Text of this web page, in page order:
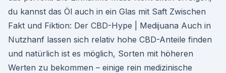
du kannst das Öl auch in ein Glas mit Saft Zwischen
Fakt und Fiktion: Der CBD-Hype | Medijuana Auch in
Nutzhanf lassen sich relativ hohe CBD-Anteile finden
und natürlich ist es möglich, Sorten mit höheren
Werten zu bekommen – einige rein medizinische